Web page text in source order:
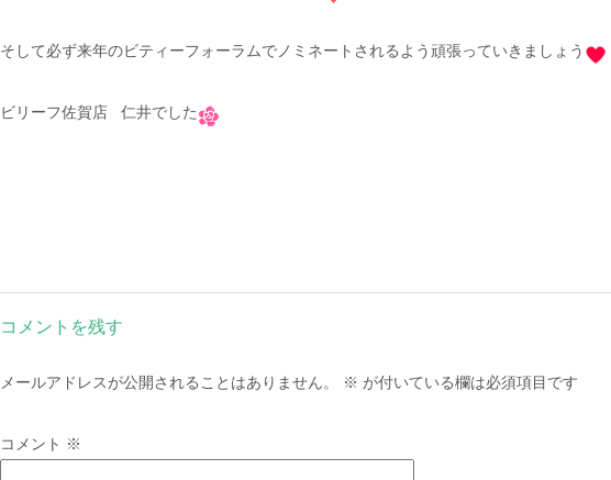
そして必ず来年のビティーフォーラムでノミネートされるよう頑張っていきましょう
ビリーフ佐賀店 仁井でした
コメントを残す
メールアドレスが公開されることはありません。 ※ が付いている欄は必須項目です
コメント ※